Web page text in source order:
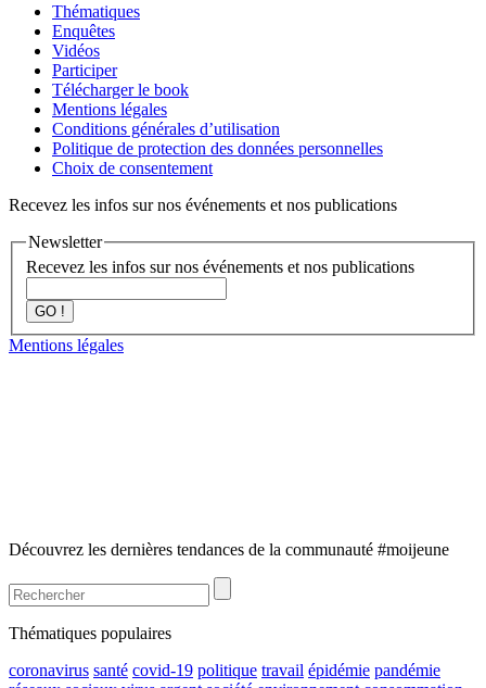
Thématiques
Enquêtes
Vidéos
Participer
Télécharger le book
Mentions légales
Conditions générales d’utilisation
Politique de protection des données personnelles
Choix de consentement
Recevez les infos sur nos événements et nos publications
Newsletter
Recevez les infos sur nos événements et nos publications
GO !
Mentions légales
Découvrez les dernières tendances de la communauté #moijeune
Thématiques populaires
coronavirus santé covid-19 politique travail épidémie pandémie